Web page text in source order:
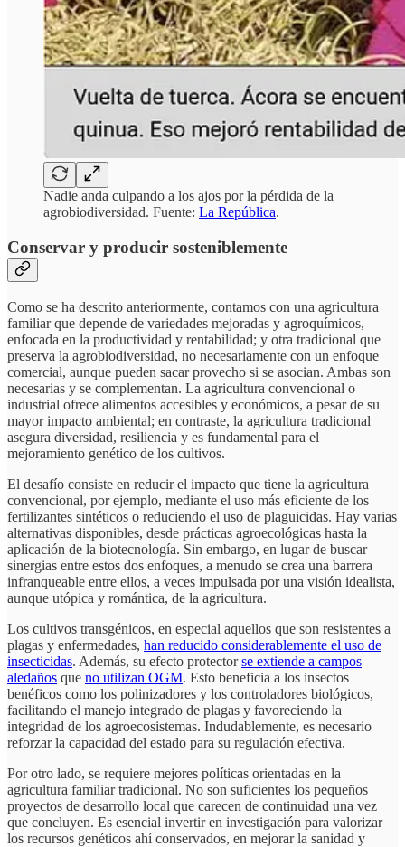
Nadie anda culpando a los ajos por la pérdida de la
agrobiodiversidad. Fuente: La República.
Conservar y producir sosteniblemente
Como se ha descrito anteriormente, contamos con una agricultura
familiar que depende de variedades mejoradas y agroquímicos,
enfocada en la productividad y rentabilidad; y otra tradicional que
preserva la agrobiodiversidad, no necesariamente con un enfoque
comercial, aunque pueden sacar provecho si se asocian. Ambas son
necesarias y se complementan. La agricultura convencional o
industrial ofrece alimentos accesibles y económicos, a pesar de su
mayor impacto ambiental; en contraste, la agricultura tradicional
asegura diversidad, resiliencia y es fundamental para el
mejoramiento genético de los cultivos.
El desafío consiste en reducir el impacto que tiene la agricultura
convencional, por ejemplo, mediante el uso más eficiente de los
fertilizantes sintéticos o reduciendo el uso de plaguicidas. Hay varias
alternativas disponibles, desde prácticas agroecológicas hasta la
aplicación de la biotecnología. Sin embargo, en lugar de buscar
sinergias entre estos dos enfoques, a menudo se crea una barrera
infranqueable entre ellos, a veces impulsada por una visión idealista,
aunque utópica y romántica, de la agricultura.
Los cultivos transgénicos, en especial aquellos que son resistentes a
plagas y enfermedades, han reducido considerablemente el uso de
insecticidas. Además, su efecto protectorse extiende a campos
aledaños que no utilizan OGM. Esto beneficia a los insectos
benéficos como los polinizadores y los controladores biológicos,
facilitando el manejo integrado de plagas y favoreciendo la
integridad de los agroecosistemas. Indudablemente, es necesario
reforzar la capacidad del estado para su regulación efectiva.
Por otro lado, se requiere mejores políticas orientadas en la
agricultura familiar tradicional. No son suficientes los pequeños
proyectos de desarrollo local que carecen de continuidad una vez
que concluyen. Es esencial invertir en investigación para valorizar
los recursos genéticos ahí conservados, en mejorar la sanidad y